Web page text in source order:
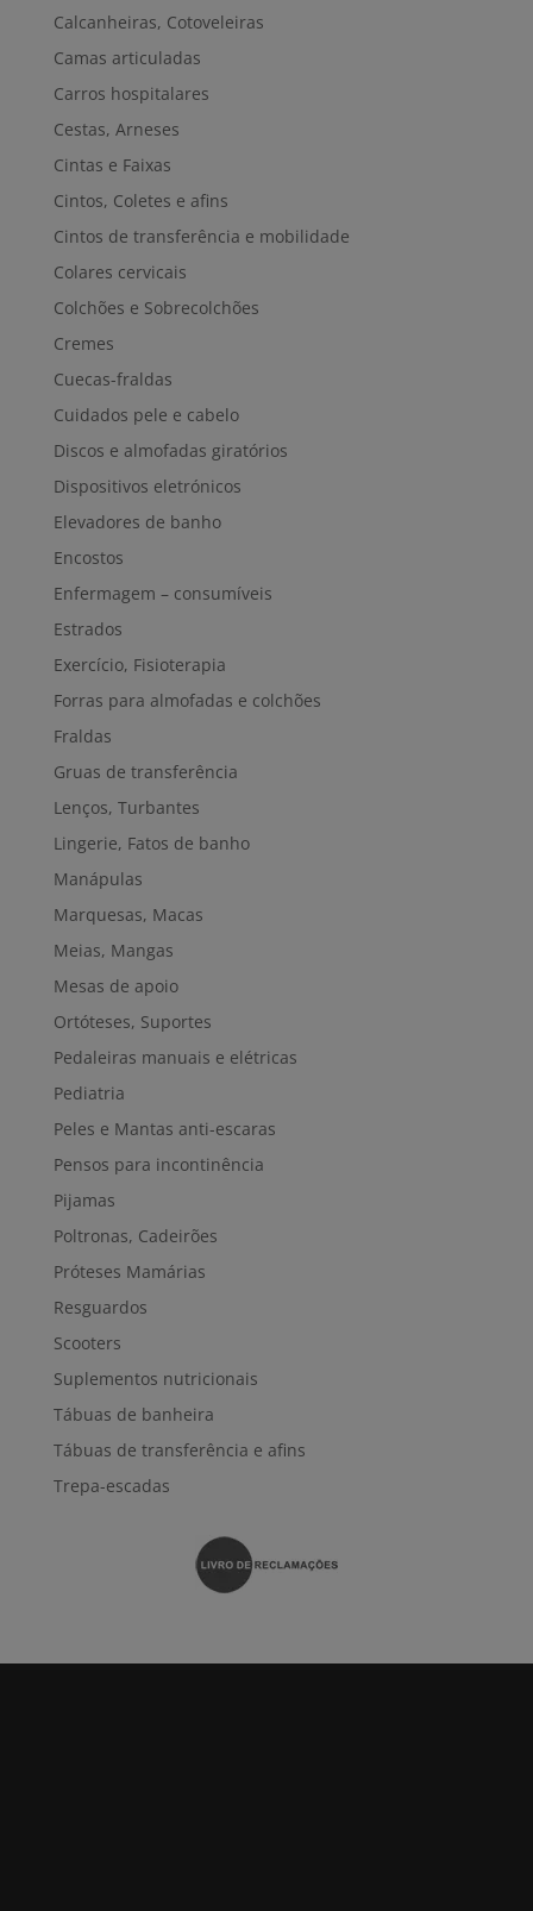
Calcanheiras, Cotoveleiras
Camas articuladas
Carros hospitalares
Cestas, Arneses
Cintas e Faixas
Cintos, Coletes e afins
Cintos de transferência e mobilidade
Colares cervicais
Colchões e Sobrecolchões
Cremes
Cuecas-fraldas
Cuidados pele e cabelo
Discos e almofadas giratórios
Dispositivos eletrónicos
Elevadores de banho
Encostos
Enfermagem – consumíveis
Estrados
Exercício, Fisioterapia
Forras para almofadas e colchões
Fraldas
Gruas de transferência
Lenços, Turbantes
Lingerie, Fatos de banho
Manápulas
Marquesas, Macas
Meias, Mangas
Mesas de apoio
Ortóteses, Suportes
Pedaleiras manuais e elétricas
Pediatria
Peles e Mantas anti-escaras
Pensos para incontinência
Pijamas
Poltronas, Cadeirões
Próteses Mamárias
Resguardos
Scooters
Suplementos nutricionais
Tábuas de banheira
Tábuas de transferência e afins
Trepa-escadas